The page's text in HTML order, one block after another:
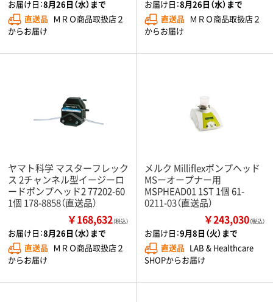
お届け日：8月26日（水）まで
直送品 ＭＲＯ商品取扱店２
からお届け
お届け日：8月26日（水）まで
直送品 ＭＲＯ商品取扱店２
からお届け
ヤマト科学 マスターフレック
ス 2チャンネル型イージーロ
ードポンプヘッド2 77202-60
1個 178-8858（直送品）
￥168,632（税込）
お届け日：8月26日（水）まで
直送品 ＭＲＯ商品取扱店２
からお届け
メルク Milliflexポンプヘッド
MSーオープナー用
MSPHEAD01 1ST 1個 61-
0211-03（直送品）
￥243,030（税込）
お届け日：9月8日（火）まで
直送品 LAB & Healthcare
SHOPからお届け